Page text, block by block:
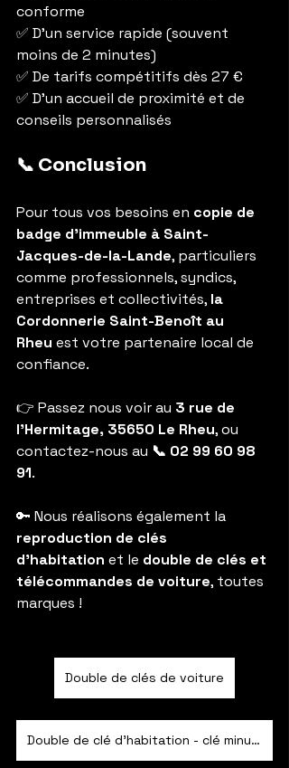
conforme
✅ D’un service rapide (souvent
moins de 2 minutes)
✅ De tarifs compétitifs dès 27 €
✅ D’un accueil de proximité et de
conseils personnalisés
📞 Conclusion
Pour tous vos besoins en copie de
badge d’immeuble à Saint-
Jacques-de-la-Lande, particuliers
comme professionnels, syndics,
entreprises et collectivités, la
Cordonnerie Saint-Benoît au
Rheu est votre partenaire local de
confiance.
👉 Passez nous voir au 3 rue de
l’Hermitage, 35650 Le Rheu, ou
contactez-nous au 📞 02 99 60 98
91.
🔑 Nous réalisons également la
reproduction de clés
d’habitation et le double de clés et
télécommandes de voiture, toutes
marques !
Double de clés de voiture
Double de clé d’habitation - clé minute